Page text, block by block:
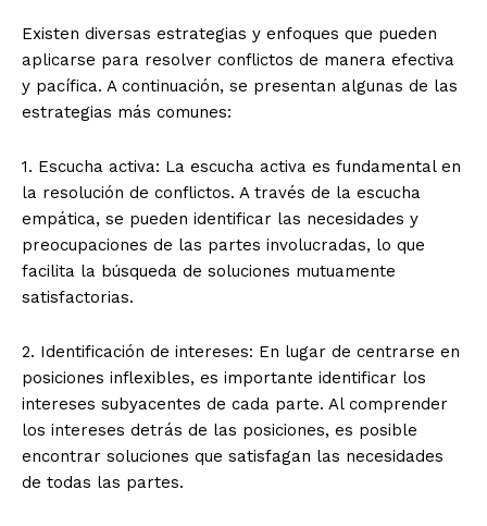
Existen diversas estrategias y enfoques que pueden
aplicarse para resolver conflictos de manera efectiva
y pacífica. A continuación, se presentan algunas de las
estrategias más comunes:
1. Escucha activa: La escucha activa es fundamental en
la resolución de conflictos. A través de la escucha
empática, se pueden identificar las necesidades y
preocupaciones de las partes involucradas, lo que
facilita la búsqueda de soluciones mutuamente
satisfactorias.
2. Identificación de intereses: En lugar de centrarse en
posiciones inflexibles, es importante identificar los
intereses subyacentes de cada parte. Al comprender
los intereses detrás de las posiciones, es posible
encontrar soluciones que satisfagan las necesidades
de todas las partes.